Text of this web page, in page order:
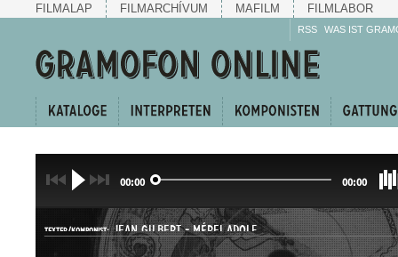
FILMALAP FILMARCHÍVUM MAFILM FILMLABOR
RSS WAS IST
00:00 00:00
TEXTER/KOMPONIST: JEAN GILBERT-MÉREI ADOLF